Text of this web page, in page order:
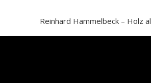
Reinhard Hammelbeck – Holz